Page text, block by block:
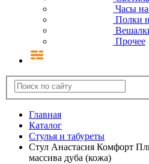
Часы
Полки
Прочее
Главная
Каталог
Стулья и табуреты
Стул Анастасия Комфорт
массива дуба (кожа)